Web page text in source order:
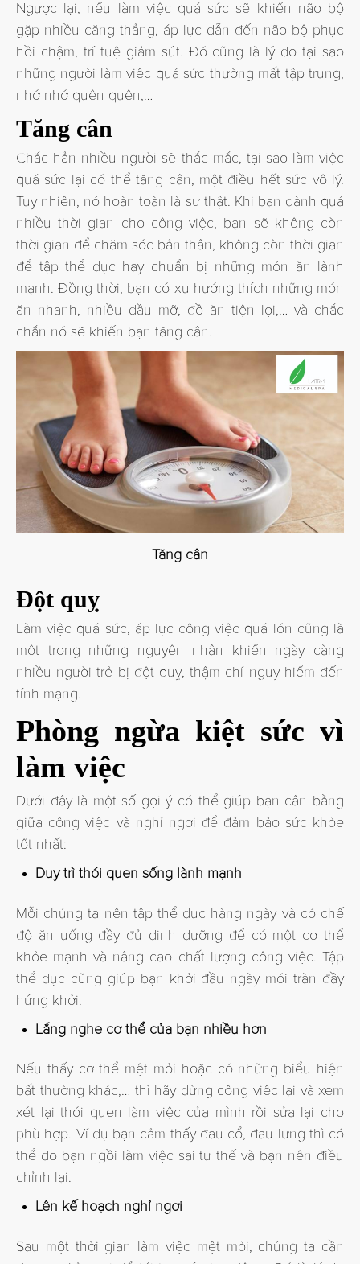
Ngược lại, nếu làm việc quá sức sẽ khiến não bộ
gặp nhiều căng thẳng, áp lực dẫn đến não bộ phục
hồi chậm, trí tuệ giảm sút. Đó cũng là lý do tại sao
những người làm việc quá sức thường mất tập trung,
nhớ nhớ quên quên,…
Tăng cân
Chắc hẳn nhiều người sẽ thắc mắc, tại sao làm việc
quá sức lại có thể tăng cân, một điều hết sức vô lý.
Tuy nhiên, nó hoàn toàn là sự thật. Khi bạn dành quá
nhiều thời gian cho công việc, bạn sẽ không còn
thời gian để chăm sóc bản thân, không còn thời gian
để tập thể dục hay chuẩn bị những món ăn lành
mạnh. Đồng thời, bạn có xu hướng thích những món
ăn nhanh, nhiều dầu mỡ, đồ ăn tiện lợi,… và chắc
chắn nó sẽ khiến bạn tăng cân.
Tăng cân
Đột quỵ
Làm việc quá sức, áp lực công việc quá lớn cũng là
một trong những nguyên nhân khiến ngày càng
nhiều người trẻ bị đột quỵ, thậm chí nguy hiểm đến
tính mạng.
Phòng ngừa kiệt sức vì
làm việc
Dưới đây là một số gợi ý có thể giúp bạn cân bằng
giữa công việc và nghỉ ngơi để đảm bảo sức khỏe
tốt nhất:
Duy trì thói quen sống lành mạnh
Mỗi chúng ta nên tập thể dục hàng ngày và có chế
độ ăn uống đầy đủ dinh dưỡng để có một cơ thể
khỏe mạnh và nâng cao chất lượng công việc. Tập
thể dục cũng giúp bạn khởi đầu ngày mới tràn đầy
hứng khởi.
Lắng nghe cơ thể của bạn nhiều hơn
Nếu thấy cơ thể mệt mỏi hoặc có những biểu hiện
bất thường khác,… thì hãy dừng công việc lại và xem
xét lại thói quen làm việc của mình rồi sửa lại cho
phù hợp. Ví dụ bạn cảm thấy đau cổ, đau lưng thì có
thể do bạn ngồi làm việc sai tư thế và bạn nên điều
chỉnh lại.
Lên kế hoạch nghỉ ngơi
Sau một thời gian làm việc mệt mỏi, chúng ta cần